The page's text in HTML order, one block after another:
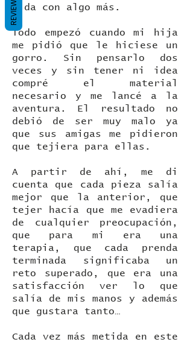
vida con algo más.
Todo empezó cuando mi hija
me pidió que le hiciese un
gorro. Sin pensarlo dos
veces y sin tener ni idea
compré el material
necesario y me lancé a la
aventura. El resultado no
debió de ser muy malo ya
que sus amigas me pidieron
que tejiera para ellas.
A partir de ahí, me di
cuenta que cada pieza salía
mejor que la anterior, que
tejer hacía que me evadiera
de cualquier preocupación,
que para mi era una
terapia, que cada prenda
terminada significaba un
reto superado, que era una
satisfacción ver lo que
salía de mis manos y además
que gustara tanto…
Cada vez más metida en este
REVIEWS